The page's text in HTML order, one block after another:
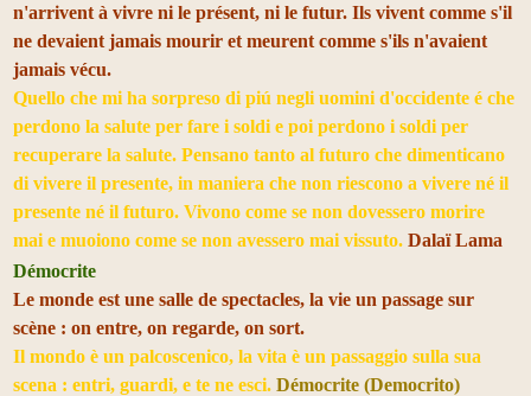
n'arrivent à vivre ni le présent, ni le futur. Ils vivent comme s'il
ne devaient jamais mourir et meurent comme s'ils n'avaient
jamais vécu.
Quello che mi ha sorpreso di piú negli uomini d'occidente é che
perdono la salute per fare i soldi e poi perdono i soldi per
recuperare la salute. Pensano tanto al futuro che dimenticano
di vivere il presente, in maniera che non riescono a vivere né il
presente né il futuro. Vivono come se non dovessero morire
mai e muoiono come se non avessero mai vissuto. Dalaï Lama
Démocrite
Le monde est une salle de spectacles, la vie un passage sur
scène : on entre, on regarde, on sort.
Il mondo è un palcoscenico, la vita è un passaggio sulla sua
scena : entri, guardi, e te ne esci. Démocrite (Democrito)